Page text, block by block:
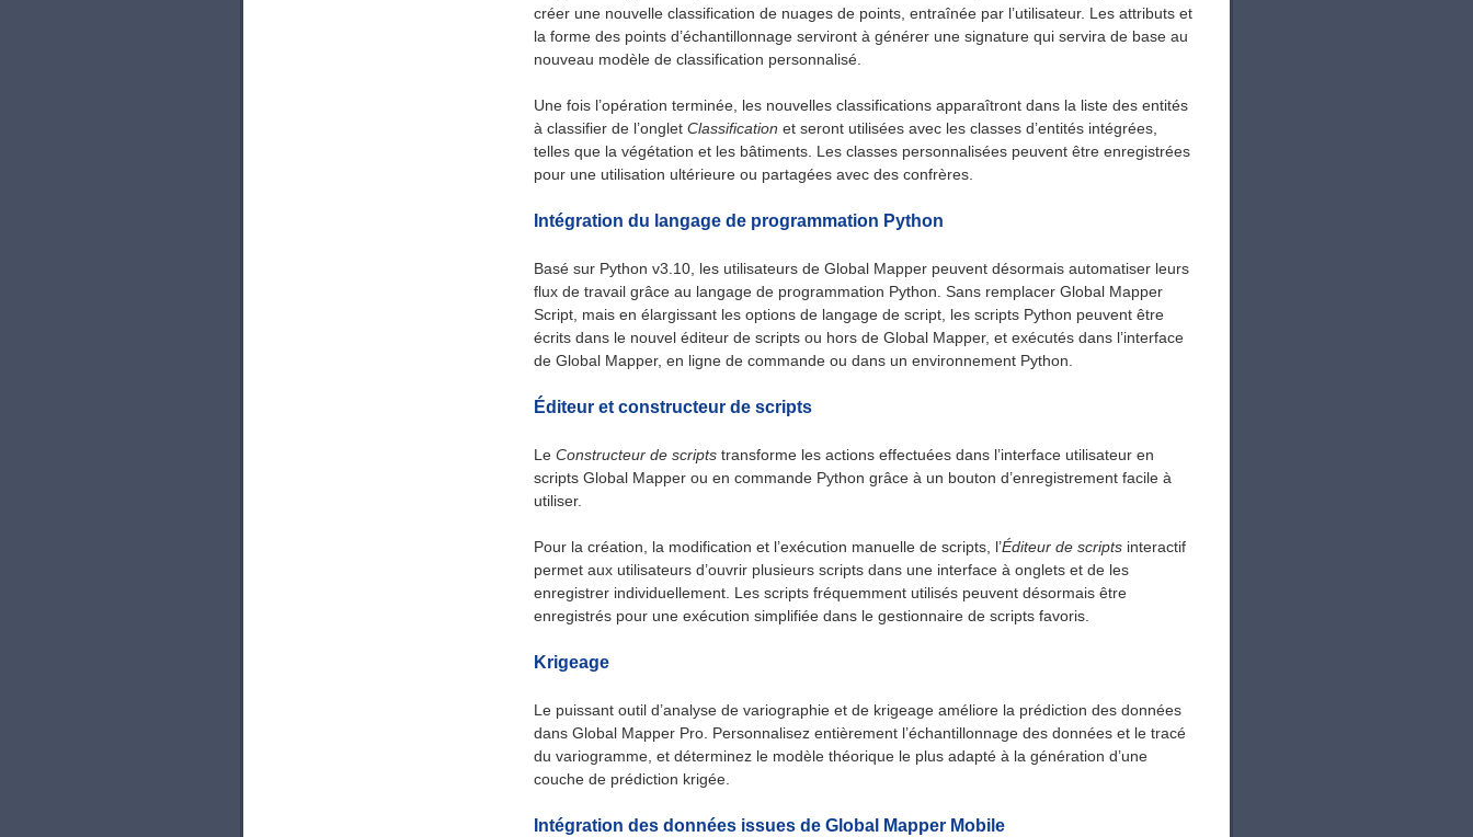
créer une nouvelle classification de nuages ​​de points, entraînée par l’utilisateur. Les attributs et
la forme des points d’échantillonnage serviront à générer une signature qui servira de base au
nouveau modèle de classification personnalisé.
Une fois l’opération terminée, les nouvelles classifications apparaîtront dans la liste des entités
à classifier de l’onglet Classification et seront utilisées avec les classes d’entités intégrées,
telles que la végétation et les bâtiments. Les classes personnalisées peuvent être enregistrées
pour une utilisation ultérieure ou partagées avec des confrères.
Intégration du langage de programmation Python
Basé sur Python v3.10, les utilisateurs de Global Mapper peuvent désormais automatiser leurs
flux de travail grâce au langage de programmation Python. Sans remplacer Global Mapper
Script, mais en élargissant les options de langage de script, les scripts Python peuvent être
écrits dans le nouvel éditeur de scripts ou hors de Global Mapper, et exécutés dans l’interface
de Global Mapper, en ligne de commande ou dans un environnement Python.
Éditeur et constructeur de scripts
Le Constructeur de scripts transforme les actions effectuées dans l’interface utilisateur en
scripts Global Mapper ou en commande Python grâce à un bouton d’enregistrement facile à
utiliser.
Pour la création, la modification et l’exécution manuelle de scripts, l’Éditeur de scripts interactif
permet aux utilisateurs d’ouvrir plusieurs scripts dans une interface à onglets et de les
enregistrer individuellement. Les scripts fréquemment utilisés peuvent désormais être
enregistrés pour une exécution simplifiée dans le gestionnaire de scripts favoris.
Krigeage
Le puissant outil d’analyse de variographie et de krigeage améliore la prédiction des données
dans Global Mapper Pro. Personnalisez entièrement l’échantillonnage des données et le tracé
du variogramme, et déterminez le modèle théorique le plus adapté à la génération d’une
couche de prédiction krigée.
Intégration des données issues de Global Mapper Mobile